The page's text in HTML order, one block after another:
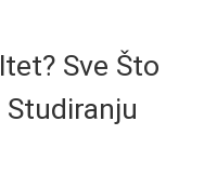
Sve Što
Studiranju